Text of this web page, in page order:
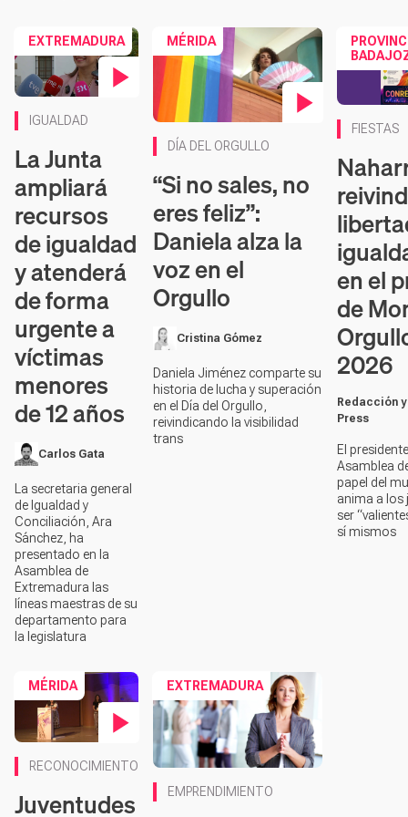
EXTREMADURA
IGUALDAD
La Junta
ampliará
recursos
de igualdad
y atenderá
de forma
urgente a
víctimas
menores
de 12 años
Carlos Gata
La secretaria general
de Igualdad y
Conciliación, Ara
Sánchez, ha
presentado en la
Asamblea de
Extremadura las
líneas maestras de su
departamento para
la legislatura
MÉRIDA
DÍA DEL ORGULLO
“Si no sales, no
eres feliz”:
Daniela alza la
voz en el
Orgullo
Cristina Gómez
Daniela Jiménez comparte su
historia de lucha y superación
en el Día del Orgullo,
reivindicando la visibilidad
trans
FIESTAS
en el
de
2026
Redacción
Press
El
Asamblea
papel del
anima a los
ser
sí mismos
MÉRIDA
RECONOCIMIENTO
Juventudes
EXTREMADURA
EMPRENDIMIENTO